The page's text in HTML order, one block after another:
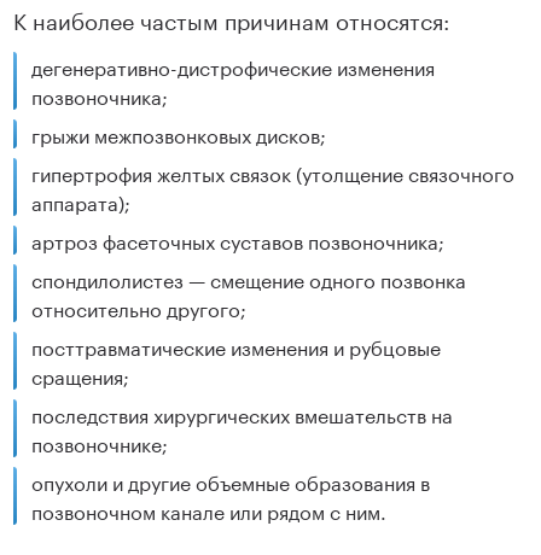
К наиболее частым причинам относятся:
дегенеративно-дистрофические изменения
позвоночника;
грыжи межпозвонковых дисков;
гипертрофия желтых связок (утолщение связочного
аппарата);
артроз фасеточных суставов позвоночника;
спондилолистез — смещение одного позвонка
относительно другого;
посттравматические изменения и рубцовые
сращения;
последствия хирургических вмешательств на
позвоночнике;
опухоли и другие объемные образования в
позвоночном канале или рядом с ним.